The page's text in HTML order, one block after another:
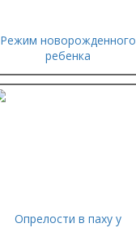
Режим новорожденного
ребенка
Опрелости в паху у